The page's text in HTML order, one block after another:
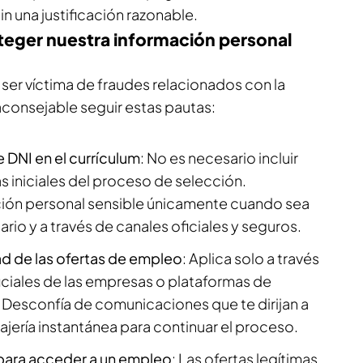
una justificación razonable.
nuestra información personal
víctima de fraudes relacionados con la
seguir estas pautas:
DNI en el currículum: No es necesario incluir
iniciales del proceso de selección.
personal sensible únicamente cuando sea
y a través de canales oficiales y seguros.
de las ofertas de empleo: Aplica solo a través
de las empresas o plataformas de
de comunicaciones que te dirijan a
instantánea para continuar el proceso.
acceder a un empleo: Las ofertas legítimas